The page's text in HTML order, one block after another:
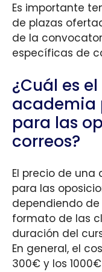
Es importante
de plazas
de la
específicas de
¿Cuál es
academia
para las
correos?
El precio de
para las
dependiendo
formato de las
duración del
En general, el
300€ y los